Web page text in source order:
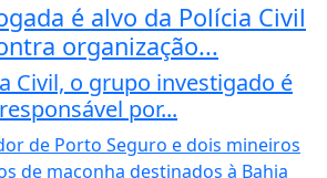
é alvo da Polícia Civil
organização...
Civil, o grupo investigado é
por...